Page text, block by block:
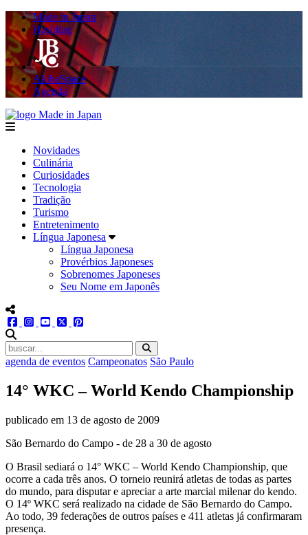
Made in Japan
Hashitag
AkibaSpace
Agenda
menu
Novidades
Culinária
Curiosidades
Tecnologia
Tradição
Turismo
Entretenimento
Língua Japonesa
Língua Japonesa
Provérbios Japoneses
Sobrenomes Japoneses
Seu Nome em Japonês
menu redes social
facebookinstagram
youtube
twitter
agenda de eventos Campeonatos São Paulo
14° WKC – World Kendo Championship
publicado em 13 de agosto de 2009
São Bernardo do Campo - de 28 a 30 de agosto
O Brasil sediará o 14° WKC – World Kendo Championship, que
ocorre a cada três anos. O torneio reunirá atletas de todas as partes
do mundo, para disputar e apreciar a arte marcial milenar do kendo.
O 14º WKC será realizado na cidade de São Bernardo do Campo.
Ao todo, 39 federações de outros países e 411 atletas já confirmaram
presença.